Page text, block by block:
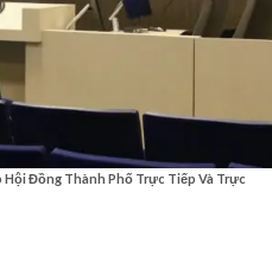
Đồng Thành Phố Trực Tiếp Và Trực